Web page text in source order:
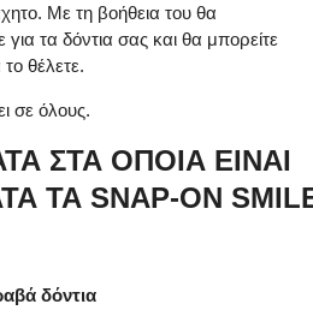
Με τη βοήθεια του θα
τα δόντια σας και θα μπορείτε
θέλετε.
σε όλους.
ΣΤΑ ΟΠΟΙΑ ΕΙΝΑΙ
ΤΑ SNAP-ON
δόντια